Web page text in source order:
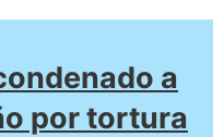
a
por tortura